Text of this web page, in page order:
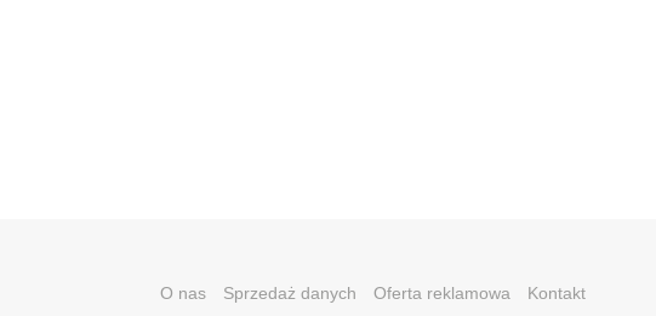
O nas Sprzedaż danych Oferta reklamowa Kontakt